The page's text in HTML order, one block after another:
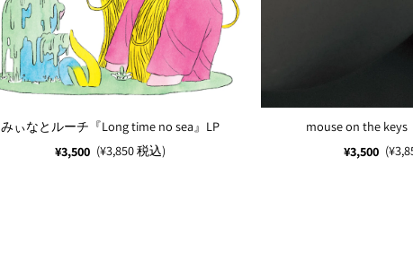
みぃなとルーチ『Long time no sea』LP
¥3,500 (¥3,850 税込)
mouse on the keys
¥3,500